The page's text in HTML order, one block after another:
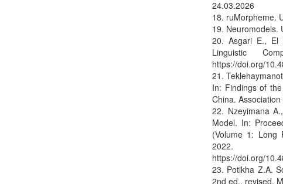
24.03.2026
18. ruMorpheme.
19. Neuromodels.
20. Asgari E., El
Linguistic
https://doi.org/
21.
In: Findings of
China.
22. Nzeyimana
Model. In:
(Volume 1: Long
2022.
https://doi.org/
23. Potikha Z.A.
2nd ed., revised.